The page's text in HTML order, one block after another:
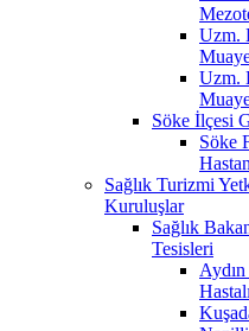
Uzm.
Uzm.
Söke İlçesi
Söke
Sağlık Turizmi
Kuruluşlar
Sağlık
Tesisleri